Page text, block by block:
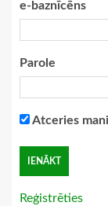
e-baznīcēns
Parole
Atceries mani
Reģistrēties